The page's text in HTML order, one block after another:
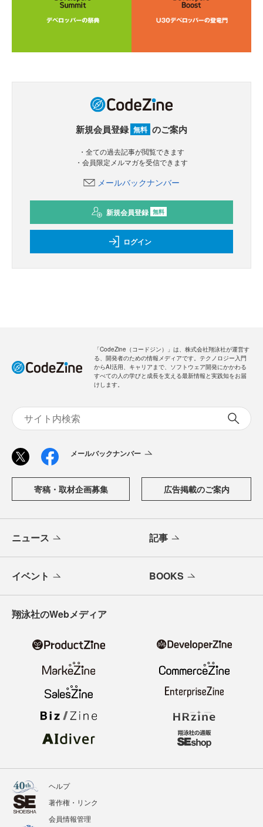
新規会員登録 無料 のご案内
・全ての過去記事が閲覧できます
・会員限定メルマガを受信できます
メールバックナンバー
新規会員登録 無料
ログイン
「CodeZine（コードジン）」は、株式会社翔泳社が運営す
る、開発者のための情報メディアです。テクノロジー入門
からAI活用、キャリアまで、ソフトウェア開発にかかわる
すべての人の学びと成長を支える最新情報と実践知をお届
けします。
メールバックナンバー
寄稿・取材企画募集 広告掲載のご案内
ニュース 記事
イベント BOOKS
翔泳社のWebメディア
ヘルプ
著作権・リンク
会員情報管理